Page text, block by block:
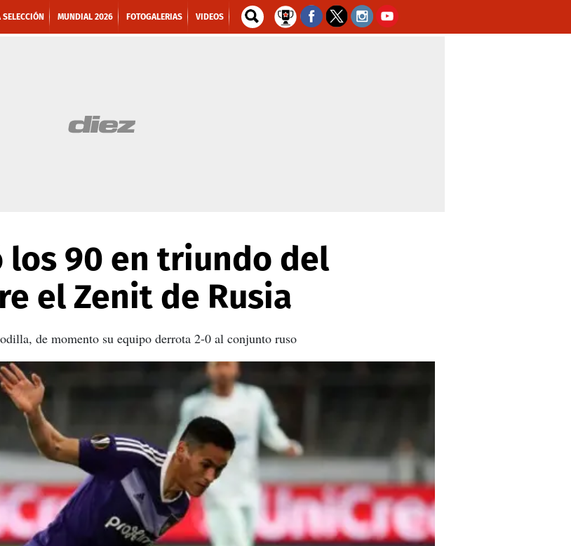
SELECCIÓN MUNDIAL 2026 FOTOGALERIAS VIDEOS
los 90 en triundo del
el Zenit de Rusia
de momento su equipo derrota 2-0 al conjunto ruso